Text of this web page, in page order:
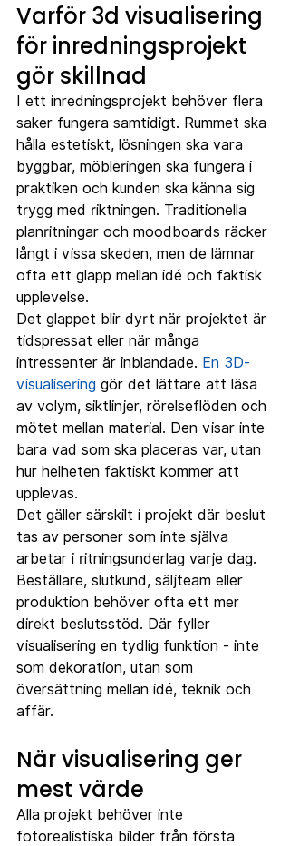
Varför 3d visualisering
för inredningsprojekt
gör skillnad
I ett inredningsprojekt behöver flera
saker fungera samtidigt. Rummet ska
hålla estetiskt, lösningen ska vara
byggbar, möbleringen ska fungera i
praktiken och kunden ska känna sig
trygg med riktningen. Traditionella
planritningar och moodboards räcker
långt i vissa skeden, men de lämnar
ofta ett glapp mellan idé och faktisk
upplevelse.
Det glappet blir dyrt när projektet är
tidspressat eller när många
intressenter är inblandade. En 3D-
visualisering gör det lättare att läsa
av volym, siktlinjer, rörelseflöden och
mötet mellan material. Den visar inte
bara vad som ska placeras var, utan
hur helheten faktiskt kommer att
upplevas.
Det gäller särskilt i projekt där beslut
tas av personer som inte själva
arbetar i ritningsunderlag varje dag.
Beställare, slutkund, säljteam eller
produktion behöver ofta ett mer
direkt beslutsstöd. Där fyller
visualisering en tydlig funktion - inte
som dekoration, utan som
översättning mellan idé, teknik och
affär.
När visualisering ger
mest värde
Alla projekt behöver inte
fotorealistiska bilder från första